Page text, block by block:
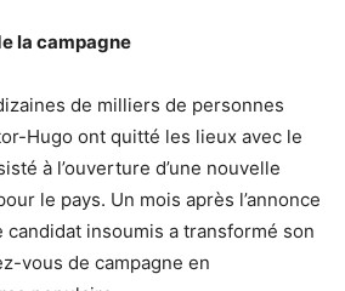
la campagne
de milliers de personnes
Hugo ont quitté les lieux avec le
à l’ouverture d’une nouvelle
le pays. Un mois après l’annonce
candidat insoumis a transformé son
vous de campagne en